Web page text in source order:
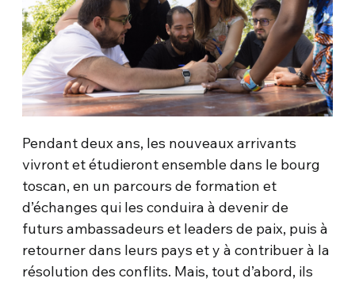
Pendant deux ans, les nouveaux arrivants
vivront et étudieront ensemble dans le bourg
toscan, en un parcours de formation et
d’échanges qui les conduira à devenir de
futurs ambassadeurs et leaders de paix, puis à
retourner dans leurs pays et y à contribuer à la
résolution des conflits. Mais, tout d’abord, ils